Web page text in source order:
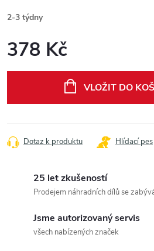
2-3 týdny
378 Kč
VLOŽIT DO
Dotaz k produktu Hlídací pes
25 let zkušeností
Prodejem náhradních dílů se
Jsme autorizovaný servis
všech nabízených značek